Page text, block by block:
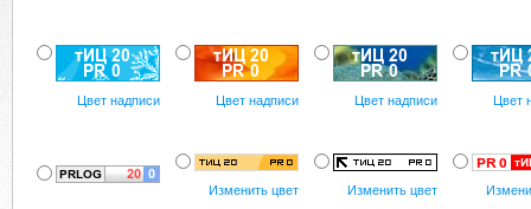
Цвет надписи Цвет надписи Цвет надписи Цвет
Изменить цвет Изменить цвет